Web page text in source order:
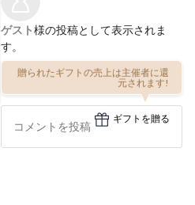
ゲスト様の投稿として表示されま
す。
贈られたギフトの売上は主催者に還
元されます!
ギフトを贈る